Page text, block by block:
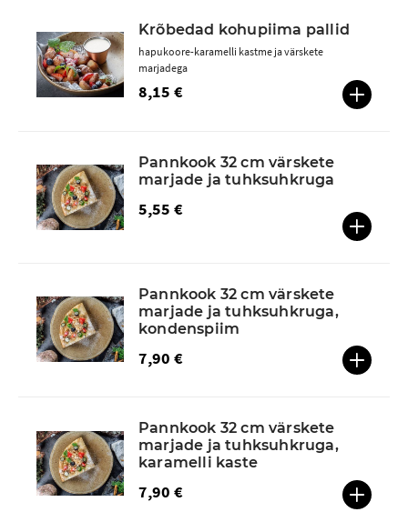
Krõbedad kohupiima pallid
8,15 €
hapukoore-karamelli kastme ja värskete
marjadega
Pannkook 32 cm värskete
marjade ja tuhksuhkruga
5,55 €
Pannkook 32 cm värskete
marjade ja tuhksuhkruga,
kondenspiim
7,90 €
Pannkook 32 cm värskete
marjade ja tuhksuhkruga,
karamelli kaste
7,90 €